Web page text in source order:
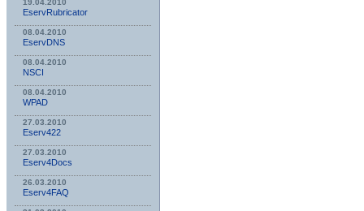
19.04.2010
EservRubricator
08.04.2010
EservDNS
08.04.2010
NSСI
08.04.2010
WPAD
27.03.2010
Eserv422
27.03.2010
Eserv4Docs
26.03.2010
Eserv4FAQ